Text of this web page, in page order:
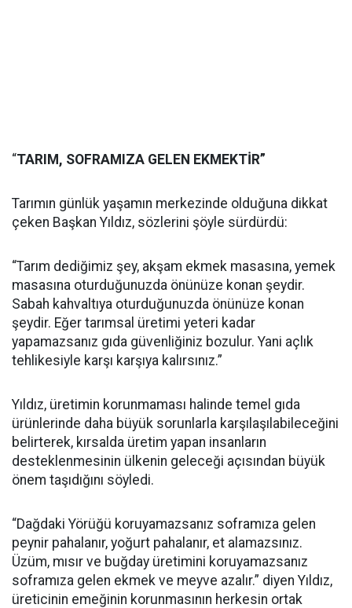
“TARIM, SOFRAMIZA GELEN EKMEKTİR”
Tarımın günlük yaşamın merkezinde olduğuna dikkat
çeken Başkan Yıldız, sözlerini şöyle sürdürdü:
“Tarım dediğimiz şey, akşam ekmek masasına, yemek
masasına oturduğunuzda önünüze konan şeydir.
Sabah kahvaltıya oturduğunuzda önünüze konan
şeydir. Eğer tarımsal üretimi yeteri kadar
yapamazsanız gıda güvenliğiniz bozulur. Yani açlık
tehlikesiyle karşı karşıya kalırsınız.”
Yıldız, üretimin korunmaması halinde temel gıda
ürünlerinde daha büyük sorunlarla karşılaşılabileceğini
belirterek, kırsalda üretim yapan insanların
desteklenmesinin ülkenin geleceği açısından büyük
önem taşıdığını söyledi.
“Dağdaki Yörüğü koruyamazsanız soframıza gelen
peynir pahalanır, yoğurt pahalanır, et alamazsınız.
Üzüm, mısır ve buğday üretimini koruyamazsanız
soframıza gelen ekmek ve meyve azalır.” diyen Yıldız,
üreticinin emeğinin korunmasının herkesin ortak